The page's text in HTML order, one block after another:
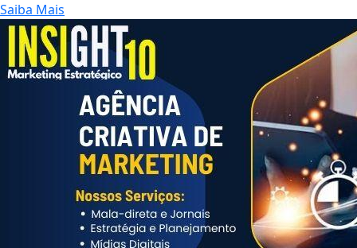
Saiba Mais